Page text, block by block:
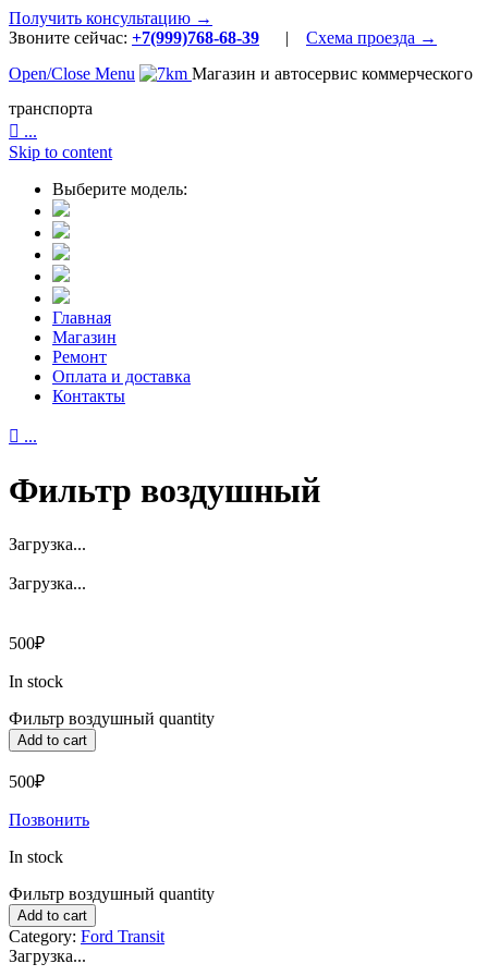
Получить консультацию →
Звоните сейчас: +7(999)768-68-39 | Схема проезда →
Open/Close Menu
Магазин и автосервис коммерческого
транспорта
 ...
Skip to content
Выберите модель:
Главная
Магазин
Ремонт
Оплата и доставка
Контакты
 ...
Фильтр воздушный
Загрузка...
Загрузка...
500₽
In stock
Фильтр воздушный quantity
Add to cart
500₽
Позвонить
In stock
Фильтр воздушный quantity
Add to cart
Category: Ford Transit
Загрузка...